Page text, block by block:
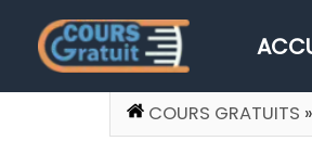
COURS GRATUITS »